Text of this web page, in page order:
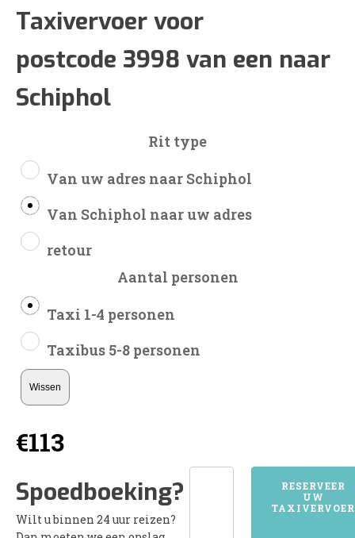
€101
tot
Taxivervoer voor
postcode 3998 van een naar
Schiphol
Rit type
Van uw adres naar Schiphol
Van Schiphol naar uw adres
retour
Aantal personen
Taxi 1-4 personen
Taxibus 5-8 personen
Wissen
€113
Spoedboeking?
Wilt u binnen 24 uur reizen?
3998SCHALKWIJK
RESERVEER
UW
TAXIVERVOER